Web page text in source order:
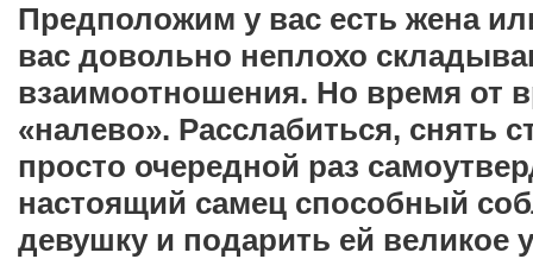
Предположим у вас есть жена
вас довольно неплохо
взаимоотношения. Но время от
«налево». Расслабиться, снять
просто очередной раз
настоящий самец способный
девушку и подарить ей великое